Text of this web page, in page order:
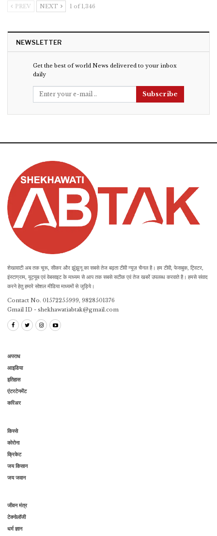
PREV NEXT 1 of 1,346
NEWSLETTER
Get the best of world News delivered to your inbox
daily
Subscribe
शेखावाटी अब तक चूरू, सीकर और झुंझुनू का सबसे तेज बढ़ता टीवी न्यूज़ चैनल है। हम टीवी, फेसबुक, ट्विटर,
इंस्टाग्राम, यूट्यूब एवं वेबसाइट के माध्यम से आप तक सबसे सटीक एवं तेज खबरें उपलब्ध करवाते है। हमसे संवाद
करने हेतु हमारे सोशल मीडिया माध्यमों से जुड़िये।
Contact No. 01572255999, 9828501376
Gmail ID - shekhawatiabtak@gmail.com
अपराध
आइडिया
इतिहास
एंटरटेनमेंट
करिअर
किस्से
कोरोना
क्रिकेट
जय किसान
जय जवान
जीवन मंत्र
टेक्नोलॉजी
धर्म ज्ञान